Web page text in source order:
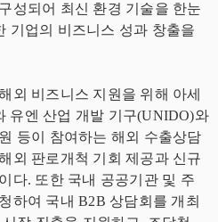
성되어 최신 환경 기술을 한눈
기업의 비즈니스 성과 창출을
외 비즈니스 지원을 위해 아세
유엔 산업 개발 기구(UNIDO)와
등이 참여하는 해외 수출상담
외 판로개척 기회 제공과 신규
다. 또한 국내 공공기관 및 주
하여 국내 B2B 상담회를 개최